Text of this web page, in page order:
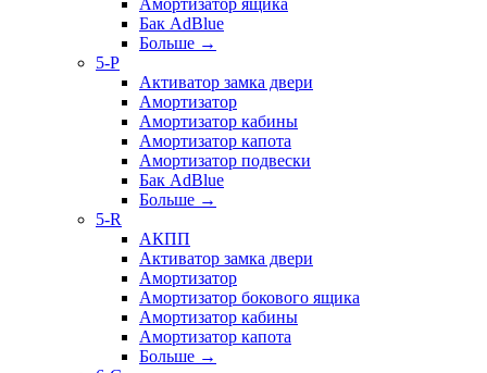
Амортизатор ящика
Бак AdBlue
Больше →
5-P
Активатор замка двери
Амортизатор
Амортизатор кабины
Амортизатор капота
Амортизатор подвески
Бак AdBlue
Больше →
5-R
АКПП
Активатор замка двери
Амортизатор
Амортизатор бокового ящика
Амортизатор кабины
Амортизатор капота
Больше →